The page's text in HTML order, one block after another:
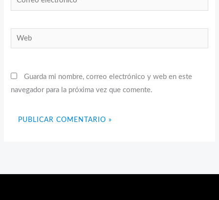
electrónico*
Web
Guarda mi nombre, correo electrónico y web en este
navegador para la próxima vez que comente.